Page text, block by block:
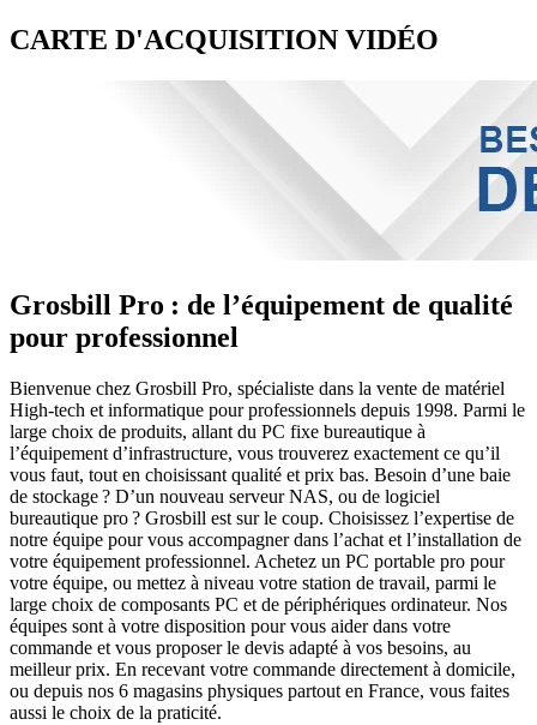
CARTE D'ACQUISITION VIDÉO
Grosbill Pro : de l’équipement de qualité
pour professionnel
Bienvenue chez Grosbill Pro, spécialiste dans la vente de matériel
High-tech et informatique pour professionnels depuis 1998. Parmi le
large choix de produits, allant du PC fixe bureautique à
l’équipement d’infrastructure, vous trouverez exactement ce qu’il
vous faut, tout en choisissant qualité et prix bas. Besoin d’une baie
de stockage ? D’un nouveau serveur NAS, ou de logiciel
bureautique pro ? Grosbill est sur le coup. Choisissez l’expertise de
notre équipe pour vous accompagner dans l’achat et l’installation de
votre équipement professionnel. Achetez un PC portable pro pour
votre équipe, ou mettez à niveau votre station de travail, parmi le
large choix de composants PC et de périphériques ordinateur. Nos
équipes sont à votre disposition pour vous aider dans votre
commande et vous proposer le devis adapté à vos besoins, au
meilleur prix. En recevant votre commande directement à domicile,
ou depuis nos 6 magasins physiques partout en France, vous faites
aussi le choix de la praticité.